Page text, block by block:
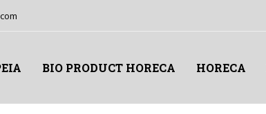
BIO PRODUCT HORECA HORECA